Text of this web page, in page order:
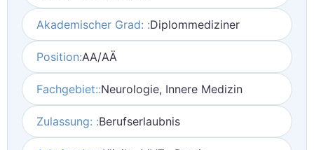
Akademischer Grad: :Diplommediziner
Position:AA/AÄ
Fachgebiet::Neurologie, Innere Medizin
Zulassung: :Berufserlaubnis